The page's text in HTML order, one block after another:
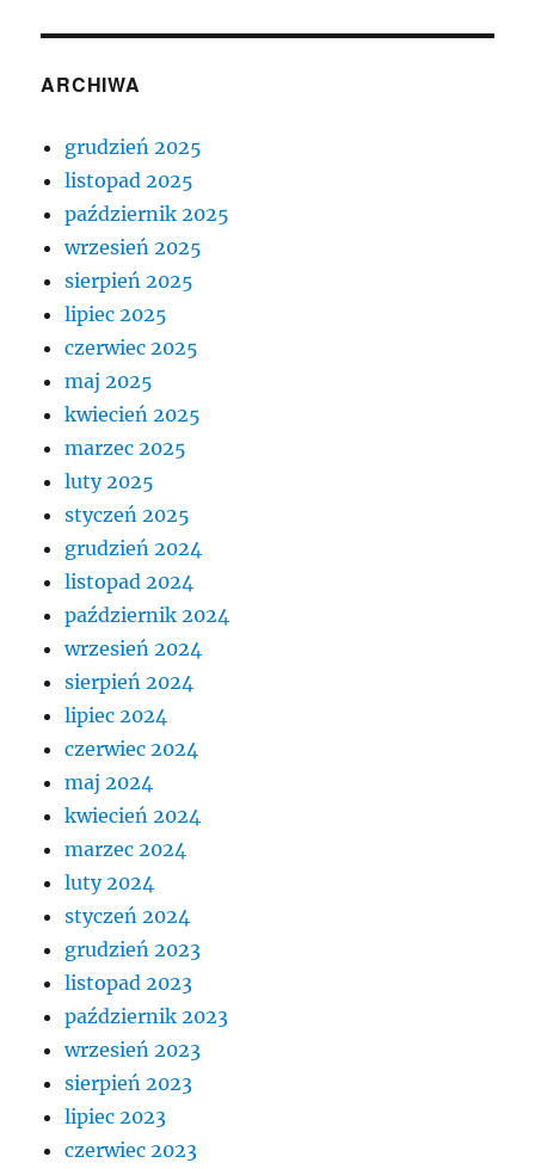
ARCHIWA
grudzień 2025
listopad 2025
październik 2025
wrzesień 2025
sierpień 2025
lipiec 2025
czerwiec 2025
maj 2025
kwiecień 2025
marzec 2025
luty 2025
styczeń 2025
grudzień 2024
listopad 2024
październik 2024
wrzesień 2024
sierpień 2024
lipiec 2024
czerwiec 2024
maj 2024
kwiecień 2024
marzec 2024
luty 2024
styczeń 2024
grudzień 2023
listopad 2023
październik 2023
wrzesień 2023
sierpień 2023
lipiec 2023
czerwiec 2023